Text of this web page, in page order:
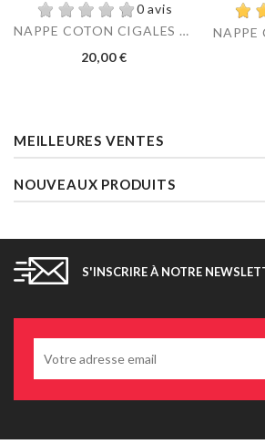
0 avis
NAPPE COTON CIGALES LIN
Prix
20,00 €
MEILLEURES VENTES
NOUVEAUX PRODUITS
S'INSCRIRE À NOTRE